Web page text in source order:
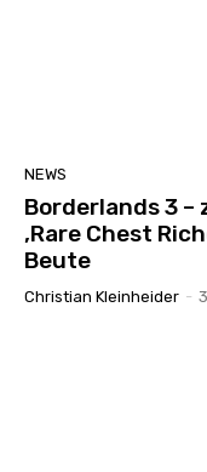
NEWS
Borderlands 3
‚Rare Chest
Beute
Christian Kleinheider -